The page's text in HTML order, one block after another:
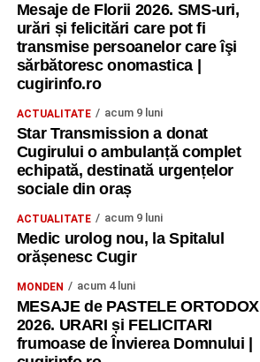
Mesaje de Florii 2026. SMS-uri,
urări și felicitări care pot fi
transmise persoanelor care îşi
sărbătoresc onomastica |
cugirinfo.ro
ACTUALITATE acum 9 luni
Star Transmission a donat
Cugirului o ambulanță complet
echipată, destinată urgențelor
sociale din oraș
ACTUALITATE acum 9 luni
Medic urolog nou, la Spitalul
orășenesc Cugir
MONDEN acum 4 luni
MESAJE de PASTELE ORTODOX
2026. URARI și FELICITARI
frumoase de Învierea Domnului |